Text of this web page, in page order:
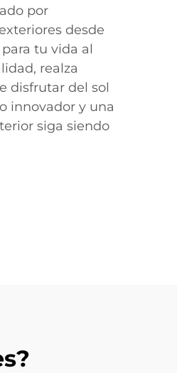
por
desde
tu vida al
realza
disfrutar del sol
innovador y una
siga siendo